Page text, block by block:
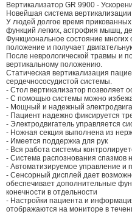
Вертикализатор GR 9900 -
Новейшая система
У людей долгое время
функций легких, астрофия мышц,
Функциональное состояние
положение и получает
После неврологической травмы и
вертикальному положению.
Статическая вертикализация
сердечнососудистой системы.
- Стол вертикализатор позволяет
- С помощью системы можно
- Мощный и надежный
- Пациент надежно фиксируется
- Электродвигатель управляется
- Ножная секция выполнена из
- Имеется поддержка для рук
- Вся работа системы
- Система распознования спазмов
- Автоматизируемое управление и
- Сенсорный дисплей дает
обеспечивает дополнительные
конечности в отдельности
- Настройки пациента и
отображаются на мониторе в